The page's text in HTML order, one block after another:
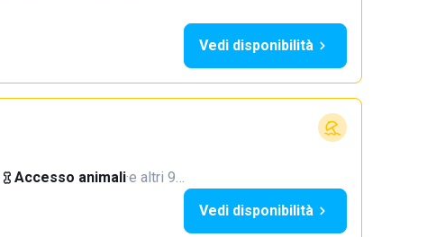
Vedi disponibilità
Accesso animali·e altri 9…
Vedi disponibilità